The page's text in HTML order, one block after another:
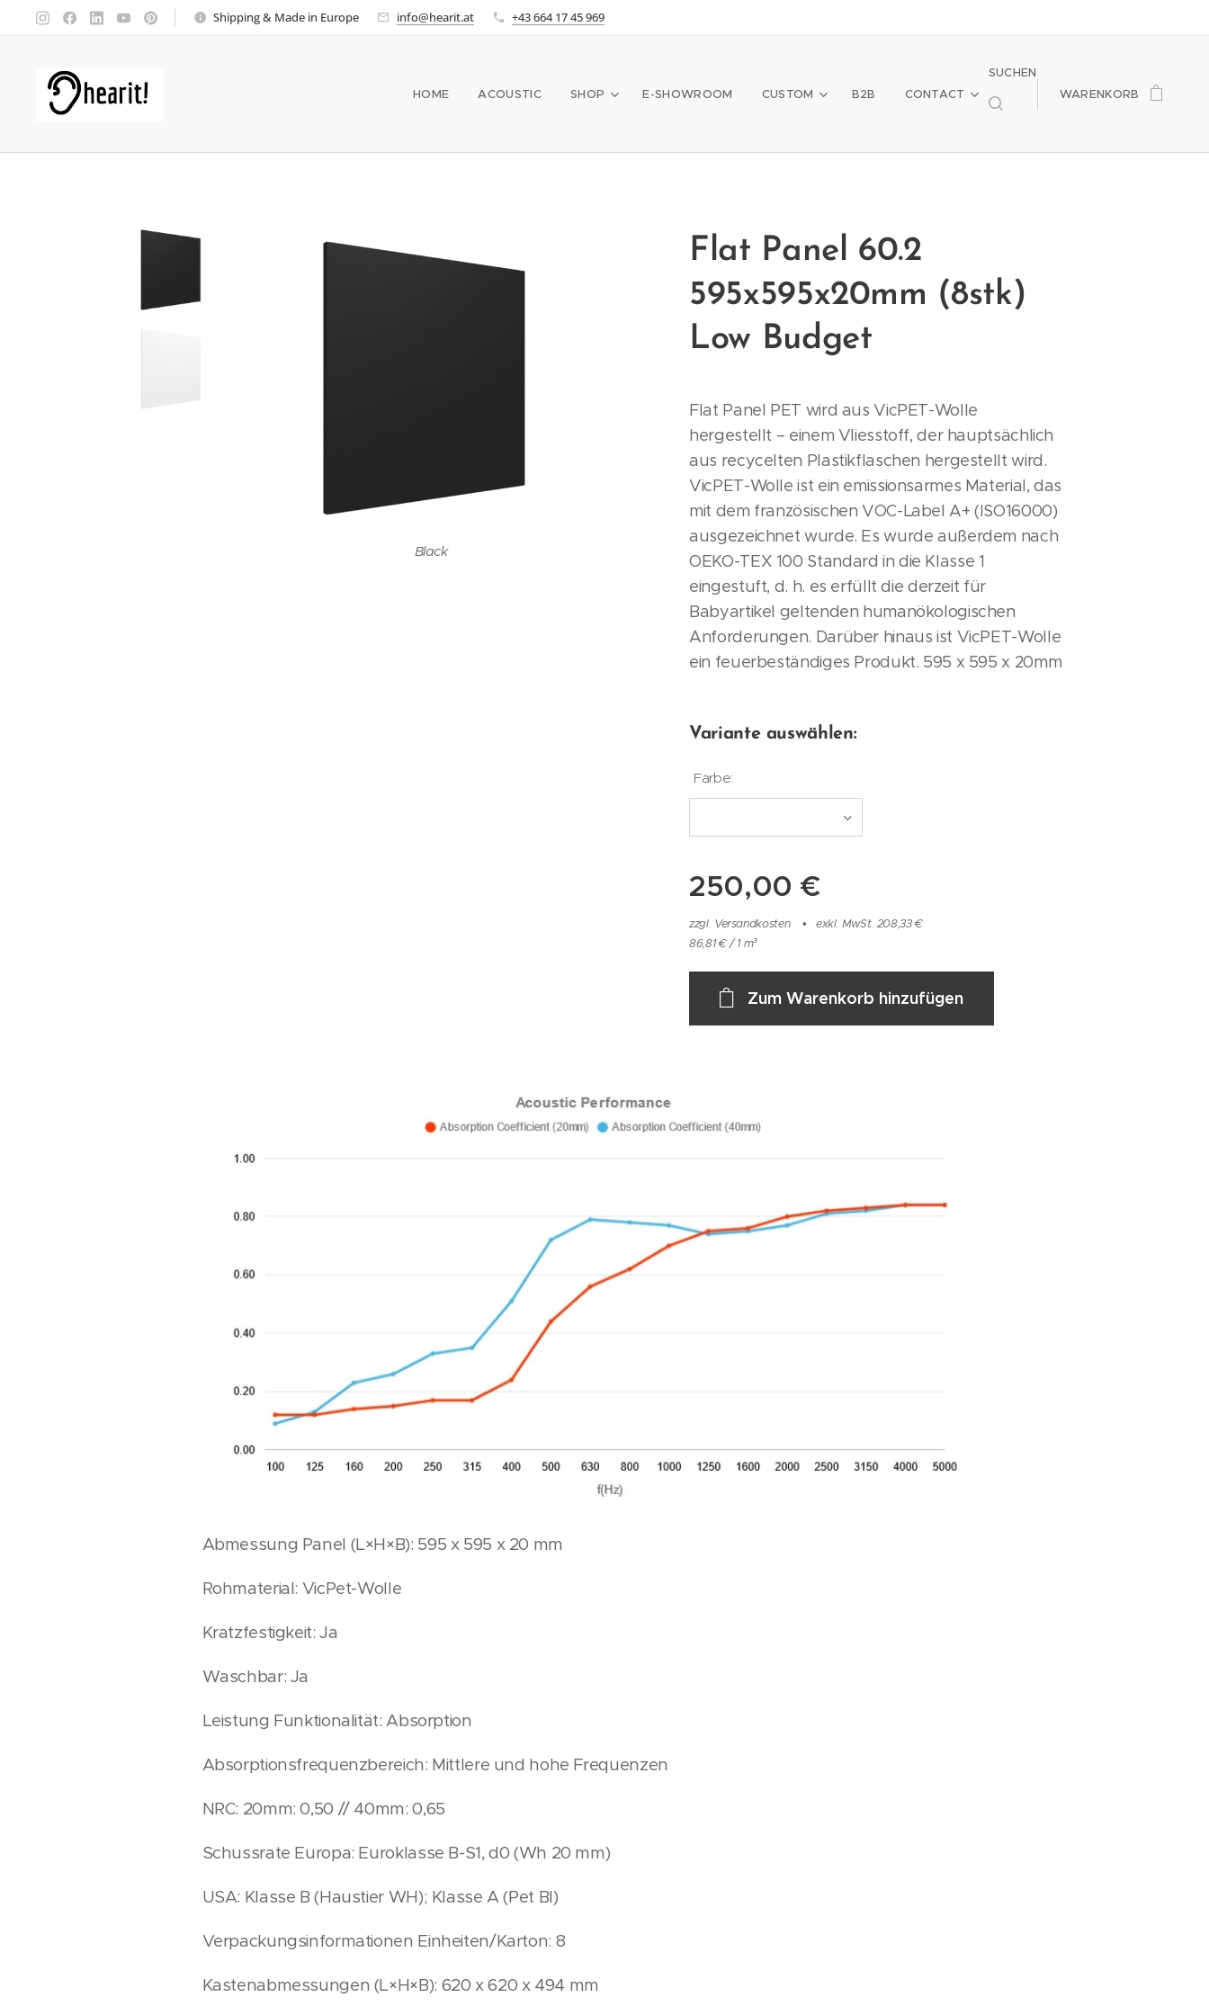
Shipping & Made in Europe info@hearit.at +43 664 17 45 969
HOME ACOUSTIC SHOP E-SHOWROOM CUSTOM B2B CONTACT
SUCHEN
WARENKORB
Flat Panel 60.2
595x595x20mm (8stk)
Low Budget
Black
White
Flat Panel PET wird aus VicPET-Wolle
hergestellt – einem Vliesstoff, der hauptsächlich
aus recycelten Plastikflaschen hergestellt wird.
VicPET-Wolle ist ein emissionsarmes Material, das
mit dem französischen VOC-Label A+ (ISO16000)
ausgezeichnet wurde. Es wurde außerdem nach
OEKO-TEX 100 Standard in die Klasse 1
eingestuft, d. h. es erfüllt die derzeit für
Babyartikel geltenden humanökologischen
Anforderungen. Darüber hinaus ist VicPET-Wolle
ein feuerbeständiges Produkt. 595 x 595 x 20mm
Variante auswählen:
Farbe:
250,00 €
zzgl. Versandkosten
exkl. MwSt. 208,33 €
86,81 € / 1 m³
Zum Warenkorb hinzufügen
Abmessung Panel (L×H×B): 595 x 595 x 20 mm
Rohmaterial: VicPet-Wolle
Kratzfestigkeit: Ja
Waschbar: Ja
Leistung Funktionalität: Absorption
Absorptionsfrequenzbereich: Mittlere und hohe Frequenzen
NRC: 20mm: 0,50 // 40mm: 0,65
Schussrate Europa: Euroklasse B-S1, d0 (Wh 20 mm)
USA: Klasse B (Haustier WH); Klasse A (Pet Bl)
Verpackungsinformationen Einheiten/Karton: 8
Kastenabmessungen (L×H×B): 620 x 620 x 494 mm